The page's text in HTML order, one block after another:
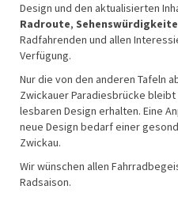
Design und den aktualisierten
Radroute,
Radfahrenden und allen
Verfügung.
Nur die von den anderen Tafeln
Zwickauer Paradiesbrücke
lesbaren Design erhalten. Eine
neue Design bedarf einer
Zwickau.
Wir wünschen allen
Radsaison.